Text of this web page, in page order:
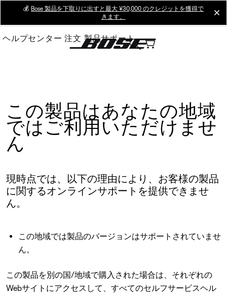
Main
💰 Bose 製品を下取りに出すと最大 ¥30,000 のクレジットを獲得で
きます。
ヘルプセンター 注文 製品サポート
この製品はあなたの地域
ではご利用いただけませ
ん
現時点では、以下の理由により、お客様の製品
に関するオンラインサポートを提供できませ
ん。
この地域では製品のバージョンはサポートされていませ
ん。
この製品を別の国/地域で購入された場合は、それぞれの
Webサイトにアクセスして、すべてのセルフサービスヘル